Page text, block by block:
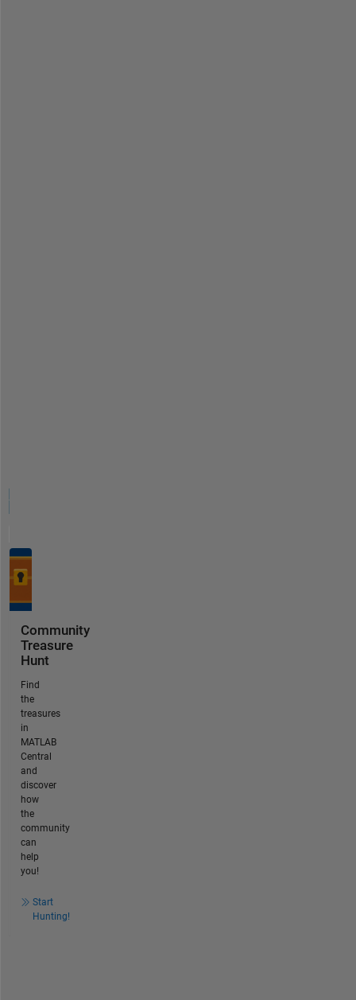
Community
Treasure
Hunt
Find
the
treasures
in
MATLAB
Central
and
discover
how
the
community
can
help
you!
Start
Hunting!